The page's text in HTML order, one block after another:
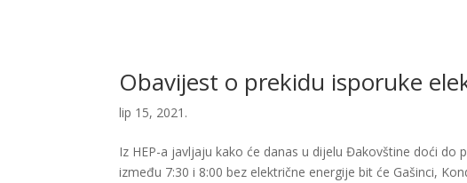
Obavijest o prekidu isporuke
lip 15, 2021.
Iz HEP-a javljaju kako će danas u dijelu Đakovštine doći
između 7:30 i 8:00 bez električne energije bit će Gašinci,